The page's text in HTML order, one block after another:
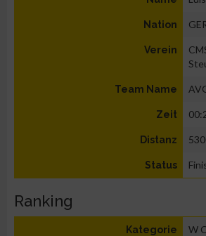
Nation
Verein
Team Name
Zeit
Distanz
Status
Ranking
Kategorie W